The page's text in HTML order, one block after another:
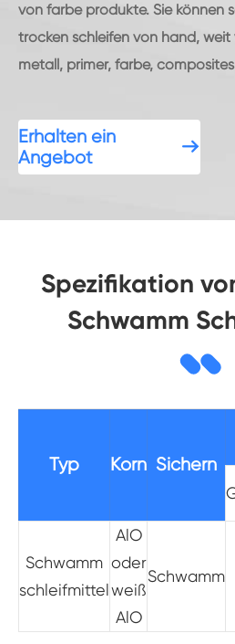
von farbe produkte. Sie können
trocken schleifen von hand,
metall, primer, farbe,
Erhalten ein
Angebot

Spezifikation
Schwamm
Typ Korn Sichern
Schwamm
schleifmittel
AlO
oder
weiß
AlO
Schwamm